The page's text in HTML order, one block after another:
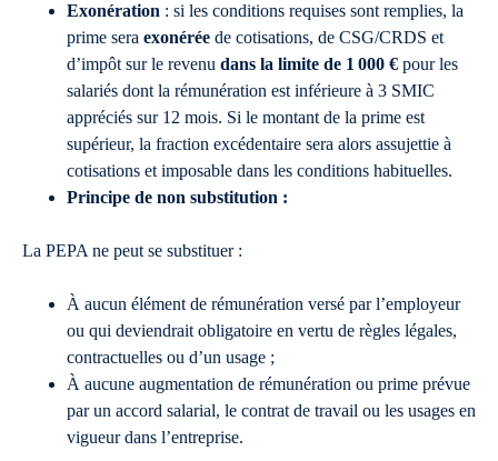
Exonération : si les conditions requises sont remplies, la
prime sera exonérée de cotisations, de CSG/CRDS et
d’impôt sur le revenu dans la limite de 1 000 € pour les
salariés dont la rémunération est inférieure à 3 SMIC
appréciés sur 12 mois. Si le montant de la prime est
supérieur, la fraction excédentaire sera alors assujettie à
cotisations et imposable dans les conditions habituelles.
Principe de non substitution :
La PEPA ne peut se substituer :
À aucun élément de rémunération versé par l’employeur
ou qui deviendrait obligatoire en vertu de règles légales,
contractuelles ou d’un usage ;
À aucune augmentation de rémunération ou prime prévue
par un accord salarial, le contrat de travail ou les usages en
vigueur dans l’entreprise.